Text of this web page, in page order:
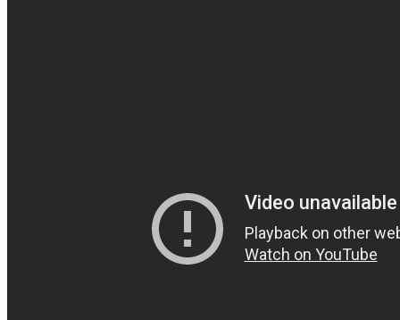
Részvételi fórumok
Tájékoztató projekttevékenységről
Adatvédelmi tájékoztató
Közérdekű információk
Adatkezelési tájékoztató